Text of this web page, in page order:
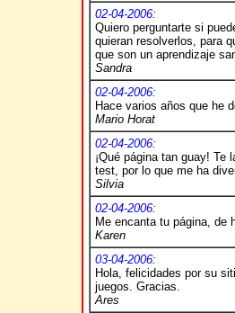
02-04-2006:
Quiero perguntarte si
quieran resolverlos, para
que son un aprendizaje
Sandra
02-04-2006:
Hace varios años que he
Mario Horat
02-04-2006:
¡Qué página tan guay! Te
test, por lo que me ha
Silvia
02-04-2006:
Me encanta tu página, de
Karen
03-04-2006:
Hola, felicidades por su
juegos. Gracias.
Ares